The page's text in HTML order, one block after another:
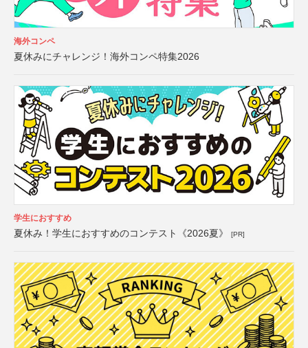
海外コンペ
夏休みにチャレンジ！海外コンペ特集2026
学生におすすめ
夏休み！学生におすすめのコンテスト《2026夏》 [PR]